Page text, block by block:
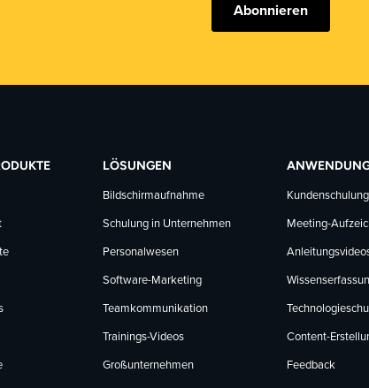
Abonnieren
LÖSUNGEN
Bildschirmaufnahme
Schulung in Unternehmen
Personalwesen
Software-Marketing
Teamkommunikation
Trainings-Videos
Großunternehmen
Kundenschulung
Meeting-
Content-
Feedback